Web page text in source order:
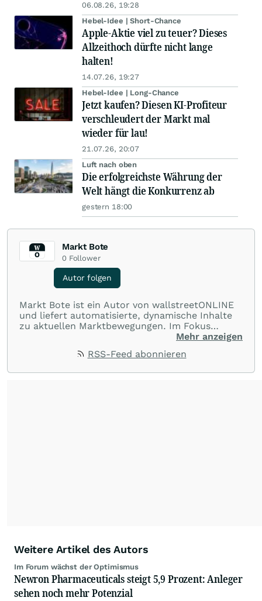
06.08.26, 19:28
Hebel-Idee | Short-Chance
Apple-Aktie viel zu teuer? Dieses
Allzeithoch dürfte nicht lange
halten!
14.07.26, 19:27
Hebel-Idee | Long-Chance
Jetzt kaufen? Diesen KI-Profiteur
verschleudert der Markt mal
wieder für lau!
21.07.26, 20:07
Luft nach oben
Die erfolgreichste Währung der
Welt hängt die Konkurrenz ab
gestern 18:00
Markt Bote
0 Follower
Autor folgen
Markt Bote ist ein Autor von wallstreetONLINE
und liefert automatisierte, dynamische Inhalte
zu aktuellen Marktbewegungen. Im Fokus
stehen Tops und Flops, Branchentrends und
Rohstoffe oder Krypto – die Beiträge sind kurz,
Mehr anzeigen
RSS-Feed abonnieren
Weitere Artikel des Autors
Im Forum wächst der Optimismus
Newron Pharmaceuticals steigt 5,9 Prozent: Anleger
sehen noch mehr Potenzial